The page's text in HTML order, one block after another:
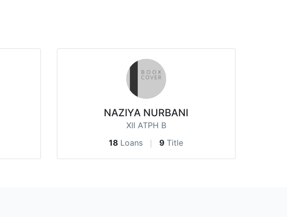
NAZIYA NURBANI
XII ATPH B
18 Loans 9 Title